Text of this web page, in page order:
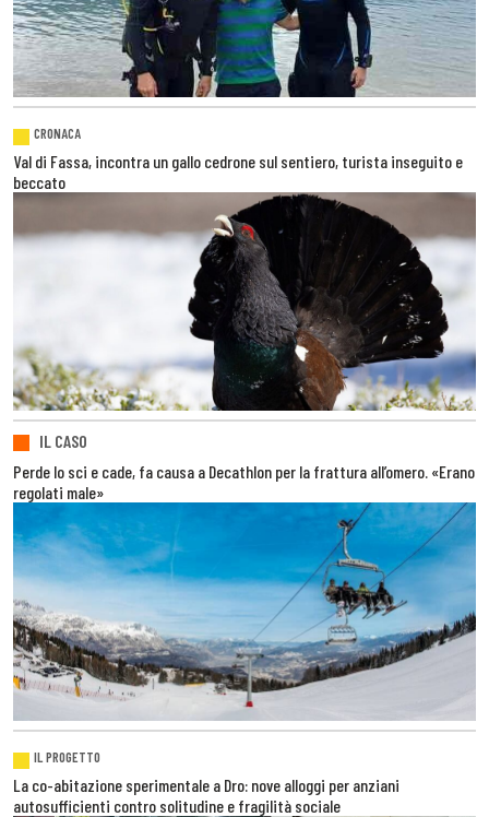
CRONACA
Val di Fassa, incontra un gallo cedrone sul sentiero, turista inseguito e
beccato
IL CASO
Perde lo sci e cade, fa causa a Decathlon per la frattura all’omero. «Erano
regolati male»
IL PROGETTO
La co-abitazione sperimentale a Dro: nove alloggi per anziani
autosufficienti contro solitudine e fragilità sociale